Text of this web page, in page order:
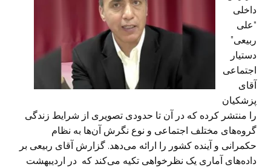
داخلی
“علی
ربیعی”
دستیار
اجتماعی
آقای
پزشکیان
را منتشر کرده که در آن تا حدودی تصویری از شرایط زندگی
گروه‌های مختلف اجتماعی و نوع نگرش آن‌ها به نظام
حکمرانی و آینده کشور را ارائه می‌دهد. گزارش آقای ربیعی بر
داده‌های آماری یک نظرخواهی تکیه می‌کند که در اردیبهشت